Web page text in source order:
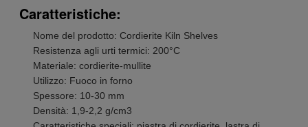
Caratteristiche:
Nome del prodotto: Cordierite Kiln Shelves
Resistenza agli urti termici: 200°C
Materiale: cordierite-mullite
Utilizzo: Fuoco in forno
Spessore: 10-30 mm
Densità: 1,9-2,2 g/cm3